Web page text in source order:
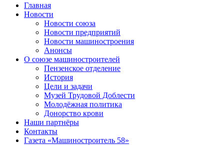
Главная
Новости
Новости союза
Новости предприятий
Новости машиностроения
Анонсы
О союзе машиностроителей
Пензенское отделение
История
Цели и задачи
Музей Трудовой Доблести
Молодёжная политика
Донорство крови
Наши партнёры
Контакты
Газета «Машиностроитель 58»